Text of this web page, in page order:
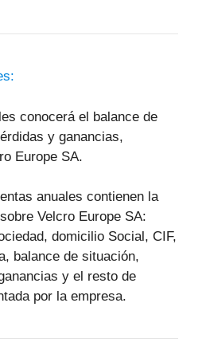
conocerá el balance de
y ganancias,
Europe SA.
anuales contienen la
Velcro Europe SA:
domicilio Social, CIF,
balance de situación,
y el resto de
por la empresa.